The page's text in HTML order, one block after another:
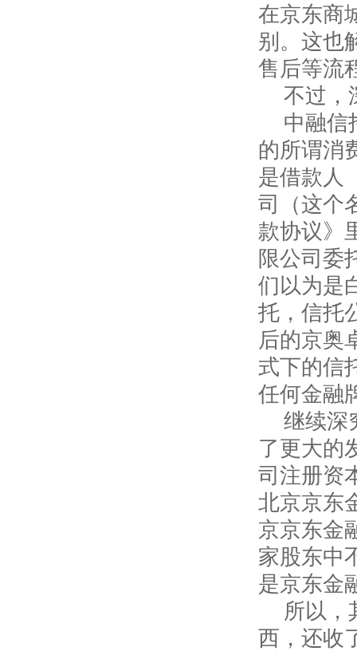
在京东商
别。这也
售后等流
不过，
中融信
的所谓消
是借款人
司（这个
款协议》
限公司委
们以为是
托，信托
后的京奥
式下的信
任何金融
继续深
了更大的
司注册资
北京京东
京京东金
家股东中
是京东金
所以，
西，还收